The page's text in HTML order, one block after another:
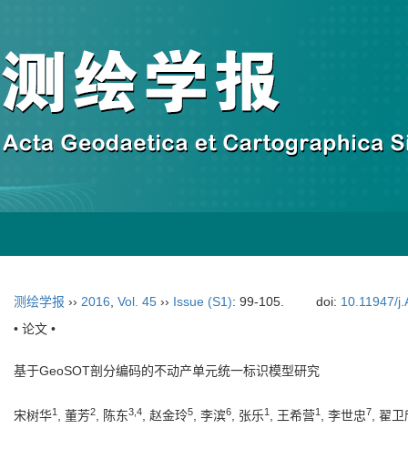
测绘学报 ›› 2016 Vol. 45 ›› Issue (S1): 99-105. doi: 10.11947/
• 论文 •
基于GeoSOT剖分编码的不动产单元统一标识模型研究
宋树华1 , 董芳2, 陈东3,4, 赵金玲5, 李滨6, 张乐1 , 王希营1 , 李世忠7, 翟卫